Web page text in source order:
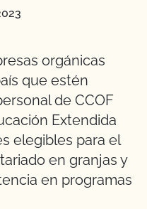
orgánicas
que estén
de CCOF
Extendida
elegibles para el
en granjas y
en programas